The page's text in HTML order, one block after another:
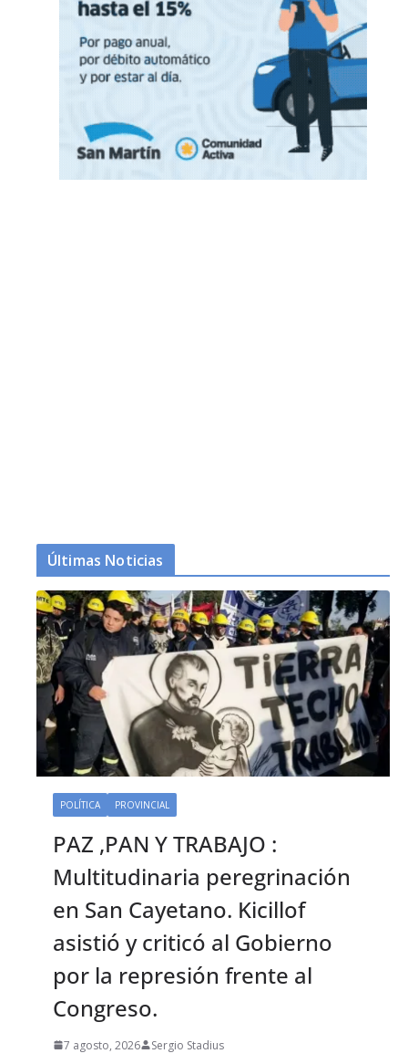
Últimas Noticias
POLÍTICA PROVINCIAL
PAZ ,PAN Y TRABAJO :
Multitudinaria peregrinación
en San Cayetano. Kicillof
asistió y criticó al Gobierno
por la represión frente al
Congreso.
7 agosto, 2026 Sergio Stadius